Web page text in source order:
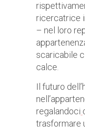
ricercatrice
– nel loro
scaricabile
calce.
Il futuro
regalandoci
trasformare